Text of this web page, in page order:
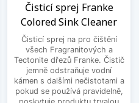
Čisticí sprej Franke
Colored Sink Cleaner
Čisticí sprej na pro čištění
všech Fragranitových a
Tectonite dřezů Franke. Čistič
jemně odstraňuje vodní
kámen s dalšími nečistotami a
pokud se používá pravidelně,